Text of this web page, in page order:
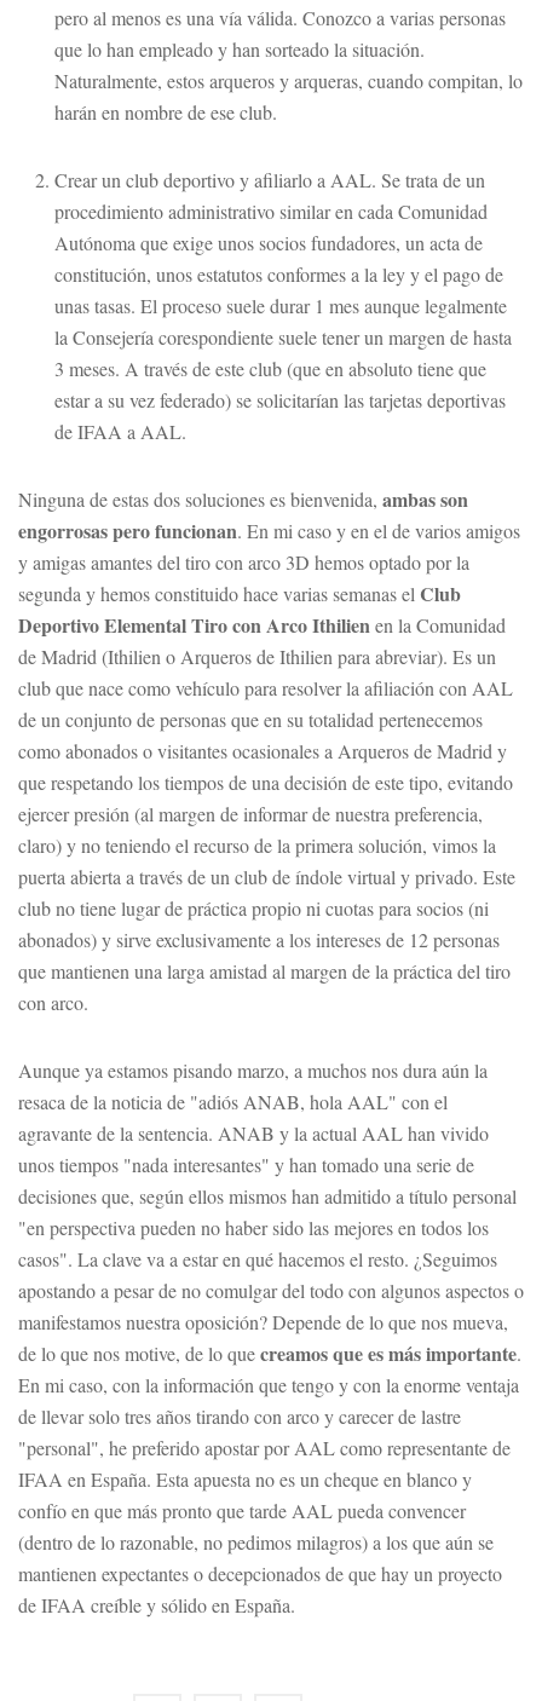
pero al menos es una vía válida. Conozco a varias personas
que lo han empleado y han sorteado la situación.
Naturalmente, estos arqueros y arqueras, cuando compitan, lo
harán en nombre de ese club.
Crear un club deportivo y afiliarlo a AAL. Se trata de un
procedimiento administrativo similar en cada Comunidad
Autónoma que exige unos socios fundadores, un acta de
constitución, unos estatutos conformes a la ley y el pago de
unas tasas. El proceso suele durar 1 mes aunque legalmente
la Consejería corespondiente suele tener un margen de hasta
3 meses. A través de este club (que en absoluto tiene que
estar a su vez federado) se solicitarían las tarjetas deportivas
de IFAA a AAL.
Ninguna de estas dos soluciones es bienvenida, ambas son
engorrosas pero funcionan. En mi caso y en el de varios amigos
y amigas amantes del tiro con arco 3D hemos optado por la
segunda y hemos constituido hace varias semanas el Club
Deportivo Elemental Tiro con Arco Ithilienen la Comunidad
de Madrid (Ithilien o Arqueros de Ithilien para abreviar). Es un
club que nace como vehículo para resolver la afiliación con AAL
de un conjunto de personas que en su totalidad pertenecemos
como abonados o visitantes ocasionales a Arqueros de Madrid y
que respetando los tiempos de una decisión de este tipo, evitando
ejercer presión (al margen de informar de nuestra preferencia,
claro) y no teniendo el recurso de la primera solución, vimos la
puerta abierta a través de un club de índole virtual y privado. Este
club no tiene lugar de práctica propio ni cuotas para socios (ni
abonados) y sirve exclusivamente a los intereses de 12 personas
que mantienen una larga amistad al margen de la práctica del tiro
con arco.
Aunque ya estamos pisando marzo, a muchos nos dura aún la
resaca de la noticia de "adiós ANAB, hola AAL" con el
agravante de la sentencia. ANAB y la actual AAL han vivido
unos tiempos "nada interesantes" y han tomado una serie de
decisiones que, según ellos mismos han admitido a título personal
"en perspectiva pueden no haber sido las mejores en todos los
casos". La clave va a estar en qué hacemos el resto. ¿Seguimos
apostando a pesar de no comulgar del todo con algunos aspectos o
manifestamos nuestra oposición? Depende de lo que nos mueva,
de lo que nos motive, de lo quecreamos que es más importante.
En mi caso, con la información que tengo y con la enorme ventaja
de llevar solo tres años tirando con arco y carecer de lastre
"personal", he preferido apostar por AAL como representante de
IFAA en España. Esta apuesta no es un cheque en blanco y
confío en que más pronto que tarde AAL pueda convencer
(dentro de lo razonable, no pedimos milagros) a los que aún se
mantienen expectantes o decepcionados de que hay un proyecto
de IFAA creíble y sólido en España.